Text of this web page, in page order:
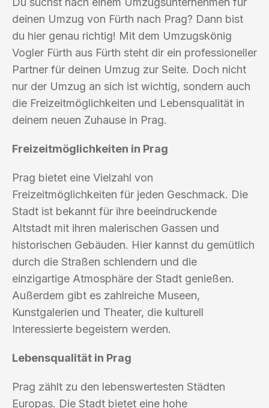
deinen Umzug von Fürth nach Prag? Dann bist
du hier genau richtig! Mit dem Umzugskönig
Vogler Fürth aus Fürth steht dir ein professioneller
Partner für deinen Umzug zur Seite. Doch nicht
nur der Umzug an sich ist wichtig, sondern auch
die Freizeitmöglichkeiten und Lebensqualität in
deinem neuen Zuhause in Prag.
Freizeitmöglichkeiten in Prag
Prag bietet eine Vielzahl von
Freizeitmöglichkeiten für jeden Geschmack. Die
Stadt ist bekannt für ihre beeindruckende
Altstadt mit ihren malerischen Gassen und
historischen Gebäuden. Hier kannst du gemütlich
durch die Straßen schlendern und die
einzigartige Atmosphäre der Stadt genießen.
Außerdem gibt es zahlreiche Museen,
Kunstgalerien und Theater, die kulturell
Interessierte begeistern werden.
Lebensqualität in Prag
Prag zählt zu den lebenswertesten Städten
Europas. Die Stadt bietet eine hohe